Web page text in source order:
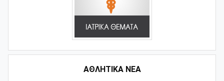
ΑΘΛΗΤΙΚΆ ΝΈΑ